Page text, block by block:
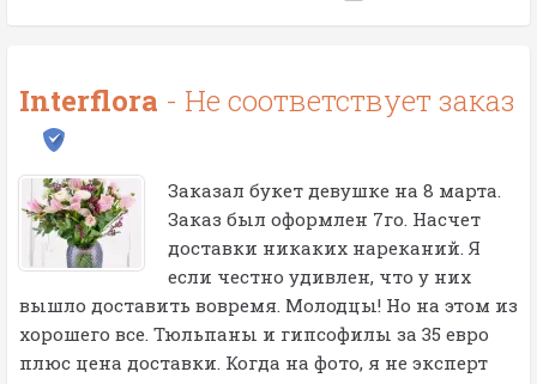
Interflora - Не соответствует заказ
Заказал букет девушке на 8 марта.
Заказ был оформлен 7го. Насчет
доставки никаких нареканий. Я
если честно удивлен, что у них
вышло доставить вовремя. Молодцы! Но на этом из
хорошего все. Тюльпаны и гипсофилы за 35 евро
плюс цена доставки. Когда на фото, я не эксперт